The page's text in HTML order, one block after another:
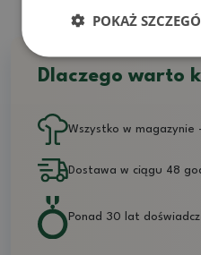
Dlaczego warto
Wszystko w magazynie
Dostawa w ciągu 48
Ponad 30 lat
POKAŻ